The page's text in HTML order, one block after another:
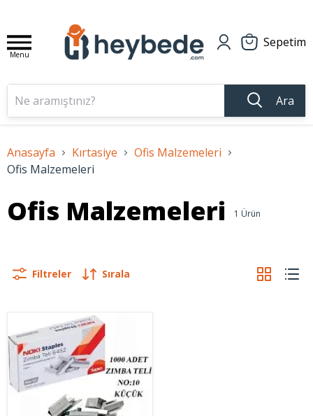
Menu
Sepetim
Ara
Anasayfa Kırtasiye
Ofis Malzemeleri
Ofis Malzemeleri
Ofis Malzemeleri 1 Ürün
Filtreler Sırala